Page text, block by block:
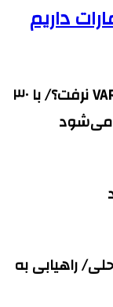
داریم
مالک خیبر: چرا هند پنالتی استقلال به VAR نرفت؟/ با ۳۰
می‌شود
راهیابی به